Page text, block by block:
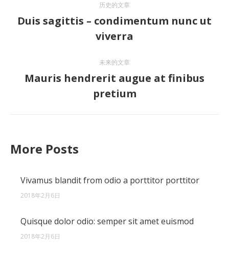
章
历史的文章
历
史
的
章：
Duis sagittis – condimentum nunc ut
viverra
未来的文章
未
来
Mauris hendrerit augue at finibus
pretium
More Posts
Vivamus blandit from odio a porttitor porttitor
2018年2月6日
Quisque dolor odio: semper sit amet euismod
2018年2月6日